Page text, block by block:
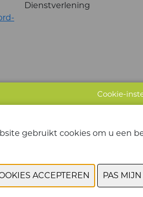
Dienstverlening
Cookie-
gebruikt cookies om u een